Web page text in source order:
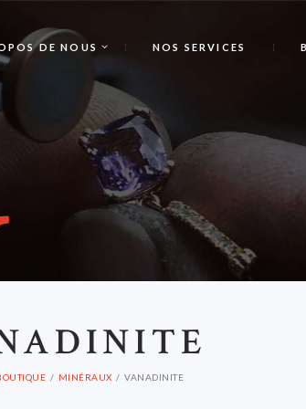
DE NOUS NOS SERVICES
MINÉRAUX VANADINITE